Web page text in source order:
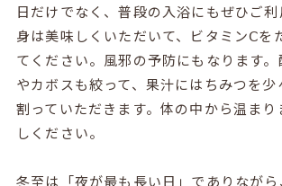
日だけでなく、普段の入浴にもぜひご
身は美味しくいただいて、ビタミンⅭを
てください。風邪の予防にもなります
やカボスも絞って、果汁にはちみつを少
割っていただきます。体の中から温まり
しください。
冬至は「夜が最も長い日」でありなが